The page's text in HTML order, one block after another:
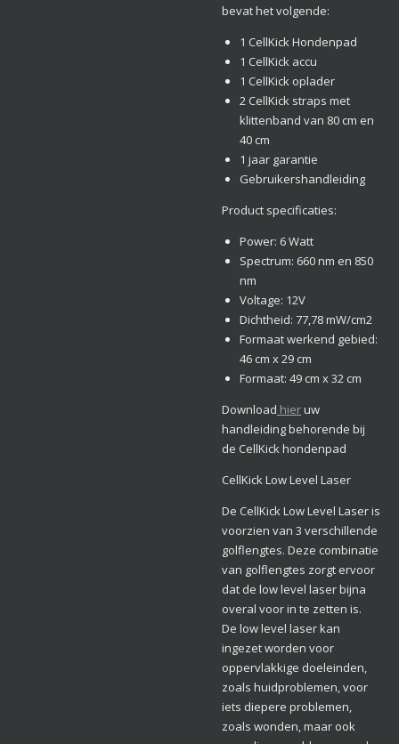
bevat het volgende:
1 CellKick Hondenpad
1 CellKick accu
1 CellKick oplader
2 CellKick straps met
klittenband van 80 cm en
40 cm
1 jaar garantie
Gebruikershandleiding
Product specificaties:
Power: 6 Watt
Spectrum: 660 nm en 850
nm
Voltage: 12V
Dichtheid: 77,78 mW/cm2
Formaat werkend gebied:
46 cm x 29 cm
Formaat: 49 cm x 32 cm
Download hieruw
handleiding behorende bij
de CellKick hondenpad
CellKick Low Level Laser
De CellKick Low Level Laser is
voorzien van 3 verschillende
golflengtes. Deze combinatie
van golflengtes zorgt ervoor
dat de low level laser bijna
overal voor in te zetten is.
De low level laser kan
ingezet worden voor
oppervlakkige doeleinden,
zoals huidproblemen, voor
iets diepere problemen,
zoals wonden, maar ook